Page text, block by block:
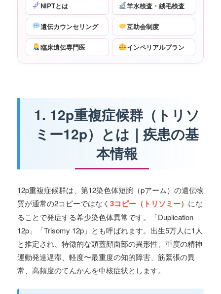
NIPTとは 羊水検査・絨毛検査
遺伝カウンセリング 互助会制度
臨床遺伝専門医 インペリアルプラン
1. 12p重複症候群（トリソ
ミー12p）とは｜疾患の基
本情報
12p重複症候群は、第12染色体短腕（pアーム）の遺伝物
質が通常の2コピーではなく 3コピー（トリソミー） にな
ることで発症する希少染色体異常です。「Duplication
12p」「Trisomy 12p」とも呼ばれます。出生5万人に1人
と推定され、特徴的な頭蓋顔面部の異形性、重度の精神
運動発達遅滞、軽度〜最重度の知的障害、筋緊張の異
常、高頻度のてんかんを中核症状とします。